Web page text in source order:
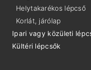
Helytakarékos lépcső
Korlát, járólap
Ipari vagy közületi
Kültéri lépcsők